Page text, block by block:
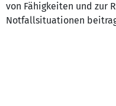
von Fähigkeiten und zur
Notfallsituationen